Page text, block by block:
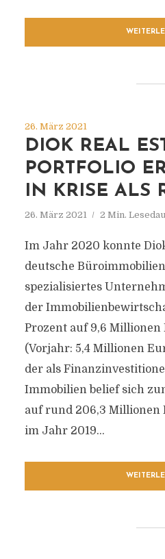
26. März 2021
DIOK REAL
PORTFOLIO
IN KRISE ALS
26. März 2021 2 Min.
Im Jahr 2020 konnte
deutsche
spezialisiertes
der
Prozent auf 9,6 Millionen
(Vorjahr: 5,4 Millionen
der als
Immobilien belief sich
auf rund 206,3 Millionen
im Jahr 2019...